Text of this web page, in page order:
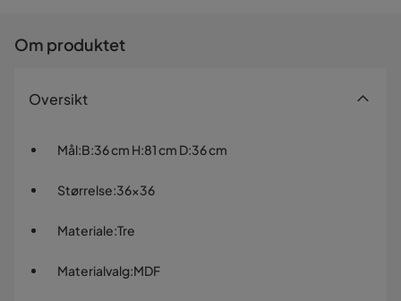
Om produktet
Oversikt
Mål:B:36 cm H:81 cm D:36 cm
Størrelse:36x36
Materiale:Tre
Materialvalg:MDF